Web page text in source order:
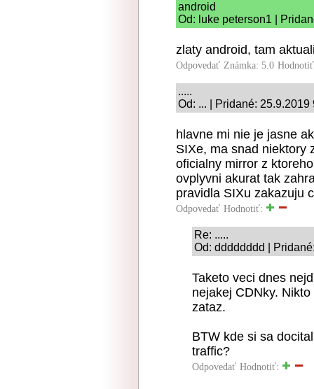
android
Od: luke peterson1 |
zlaty android, tam
Odpovedať Známka: 5.0
.....
Od: ... | Pridané: 25.9.2019
hlavne mi nie je jasne
SIXe, ma snad niektory
oficialny mirror z
ovplyvni akurat tak
pravidla SIXu zakazuju
Odpovedať Hodnotiť:
Re: .....
Od: dddddddd |
Taketo veci dnes
nejakej CDNky.
zataz.
BTW kde si sa
traffic?
Odpovedať Hodnotiť: